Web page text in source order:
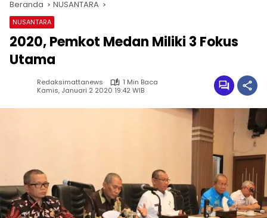
Beranda NUSANTARA
NUSANTARA
2020, Pemkot Medan Miliki 3 Fokus
Utama
Redaksimattanews
1 Min Baca
Kamis, Januari 2 2020 19:42 WIB